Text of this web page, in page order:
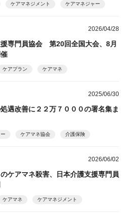
ケアマネジメント ケアマネジャー
2026/04/28
援専門員協会 第20回全国大会、8月
ケアプラン ケアマネ
2025/06/30
遇改善に２２万７０００の署名集ま
ケアマネ協会 介護保険
2026/06/02
ケアマネ殺害、日本介護支援専門員
ケアマネ ケアマネジメント